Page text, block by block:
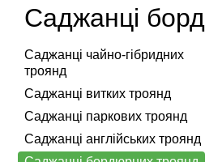
Саджанці
Саджанці чайно-гібридних
троянд
Саджанці витких троянд
Саджанці паркових троянд
Саджанці англійських троянд